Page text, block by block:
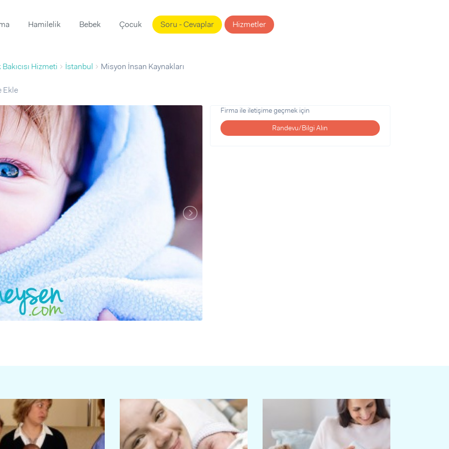
Hamilelik Bebek Çocuk Soru - Cevaplar Hizmetler
Hizmeti İstanbul Misyon İnsan Kaynakları
Ekle
Firma ile iletişime geçmek için
Randevu/Bilgi Alın